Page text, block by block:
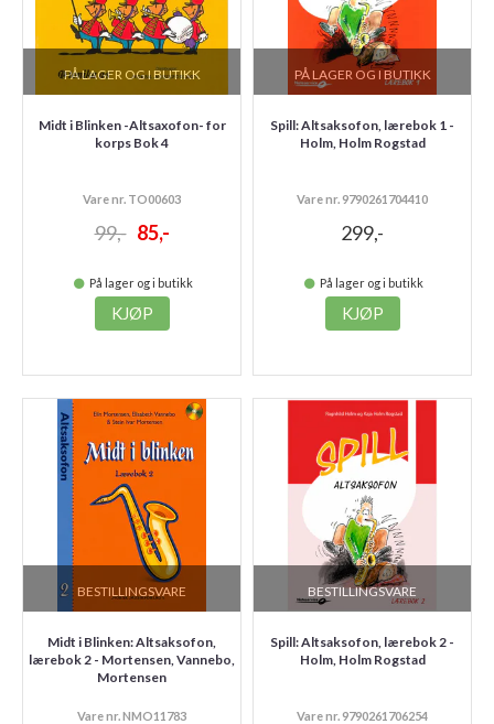
PÅ LAGER OG I BUTIKK
Midt i Blinken -Altsaxofon- for
korps Bok 4
Vare nr. TO00603
99,- 85,-
På lager og i butikk
KJØP
PÅ LAGER OG I BUTIKK
Spill: Altsaksofon, lærebok 1 -
Holm, Holm Rogstad
Vare nr. 9790261704410
299,-
På lager og i butikk
KJØP
BESTILLINGSVARE
Midt i Blinken: Altsaksofon,
lærebok 2 - Mortensen, Vannebo,
Mortensen
Vare nr. NMO11783
BESTILLINGSVARE
Spill: Altsaksofon, lærebok 2 -
Holm, Holm Rogstad
Vare nr. 9790261706254